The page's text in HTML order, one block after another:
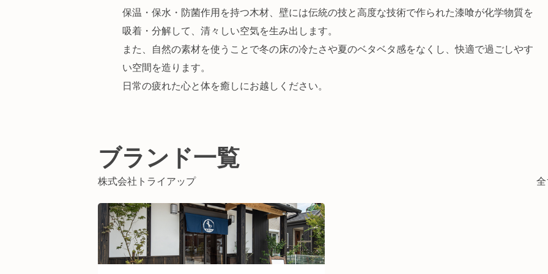
保温・保水・防菌作用を持つ木材、壁には伝統の技と高度な技術で作られた漆喰が化学物質を
吸着・分解して、清々しい空気を生み出します。
また、自然の素材を使うことで冬の床の冷たさや夏のベタベタ感をなくし、快適で過ごしやす
い空間を造ります。
日常の疲れた心と体を癒しにお越しください。
ブランド一覧
株式会社トライアップ